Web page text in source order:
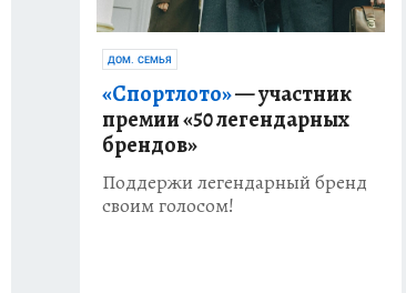
ДОМ. СЕМЬЯ
«Спортлото»— участник
премии «50 легендарных
брендов»
Поддержи легендарный бренд
своим голосом!